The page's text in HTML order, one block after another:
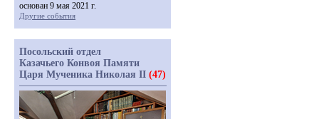
основан 9 мая 2021 г.
Другие события
Посольский отдел
Казачьего Конвоя Памяти
Царя Мученика Николая II (47)